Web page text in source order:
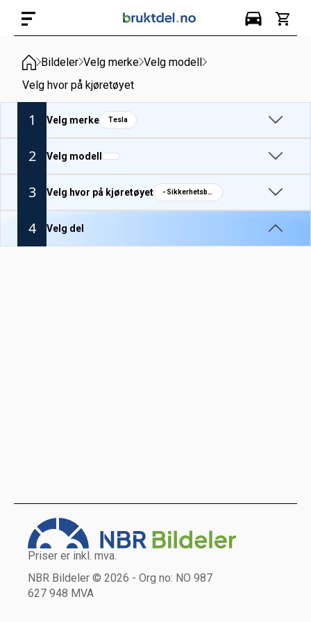
Bildeler Velg merke Velg modell
Velg hvor på kjøretøyet
1 Velg merke Tesla
2 Velg modell
3 Velg hvor på kjøretøyet - Sikkerhetsbelte foran H.
4 Velg del
Priser er inkl. mva.
NBR Bildeler © 2026 - Org no: NO 987
627 948 MVA